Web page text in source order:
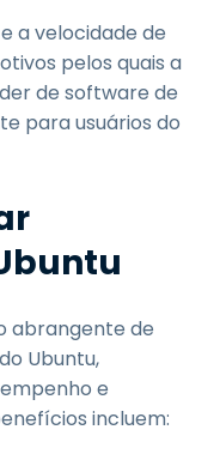
a velocidade de
pelos quais a
de software de
para usuários do
abrangente de
Ubuntu,
e
incluem: